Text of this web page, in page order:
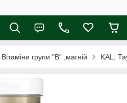
Вітаміни групи "В" ,магній KAL,